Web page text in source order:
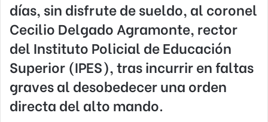
días, sin disfrute de sueldo, al coronel
Cecilio Delgado Agramonte, rector
del Instituto Policial de Educación
Superior (IPES), tras incurrir en faltas
graves al desobedecer una orden
directa del alto mando.